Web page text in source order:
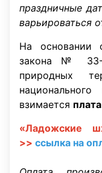
праздничные
варьироваться
На основании
закона № 33-
природных
взимается
«Ладожские
>> ссылка на